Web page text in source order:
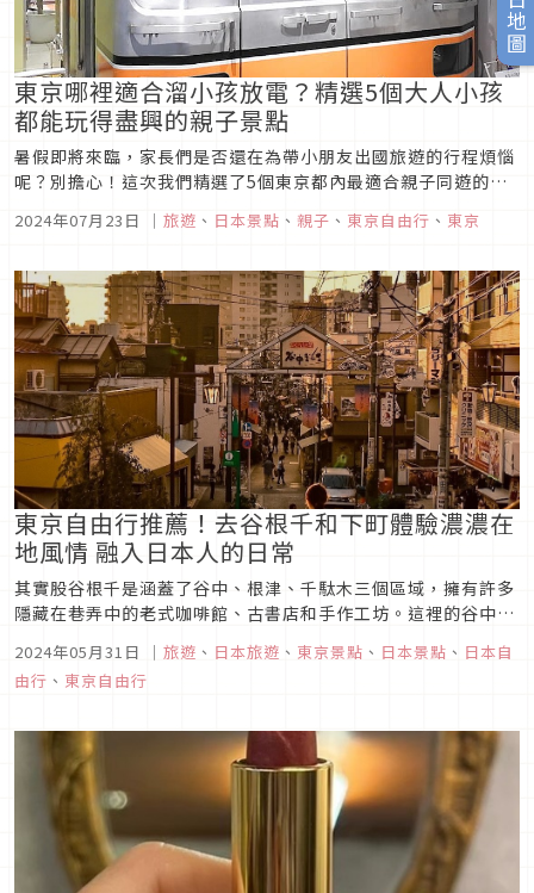
東京哪裡適合溜小孩放電？精選5個大人小孩
都能玩得盡興的親子景點
暑假即將來臨，家長們是否還在為帶小朋友出國旅遊的行程煩惱
呢？別擔心！這次我們精選了5個東京都內最適合親子同遊的景
的暑假時光。
2024年07月23日 ｜ 旅遊 、 日本景點 、 親子 、 東京自由行 、 東京
東京自由行推薦！去谷根千和下町體驗濃濃在
地風情 融入日本人的日常
其實股谷根千是涵蓋了谷中、根津、千駄木三個區域，擁有許多
隱藏在巷弄中的老式咖啡館、古書店和手作工坊。這裡的谷中銀
色。參觀根津神社，欣賞壯觀的朱紅色鳥居隧道，或者在谷中漫
步，體會這片區域的寧靜與深沉。而下町，以其保存完好的傳統
2024年05月31日 ｜ 旅遊 、 日本旅遊 、 東京景點 、 日本景點 、 日本自
由行 、 東京自由行